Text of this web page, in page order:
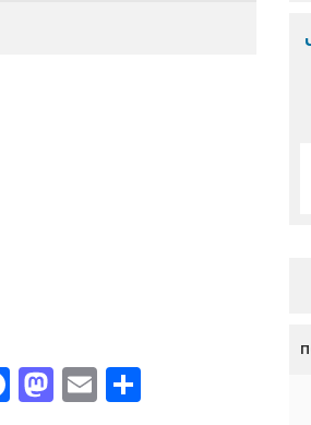
Facebook
Mastodon
EmailShare